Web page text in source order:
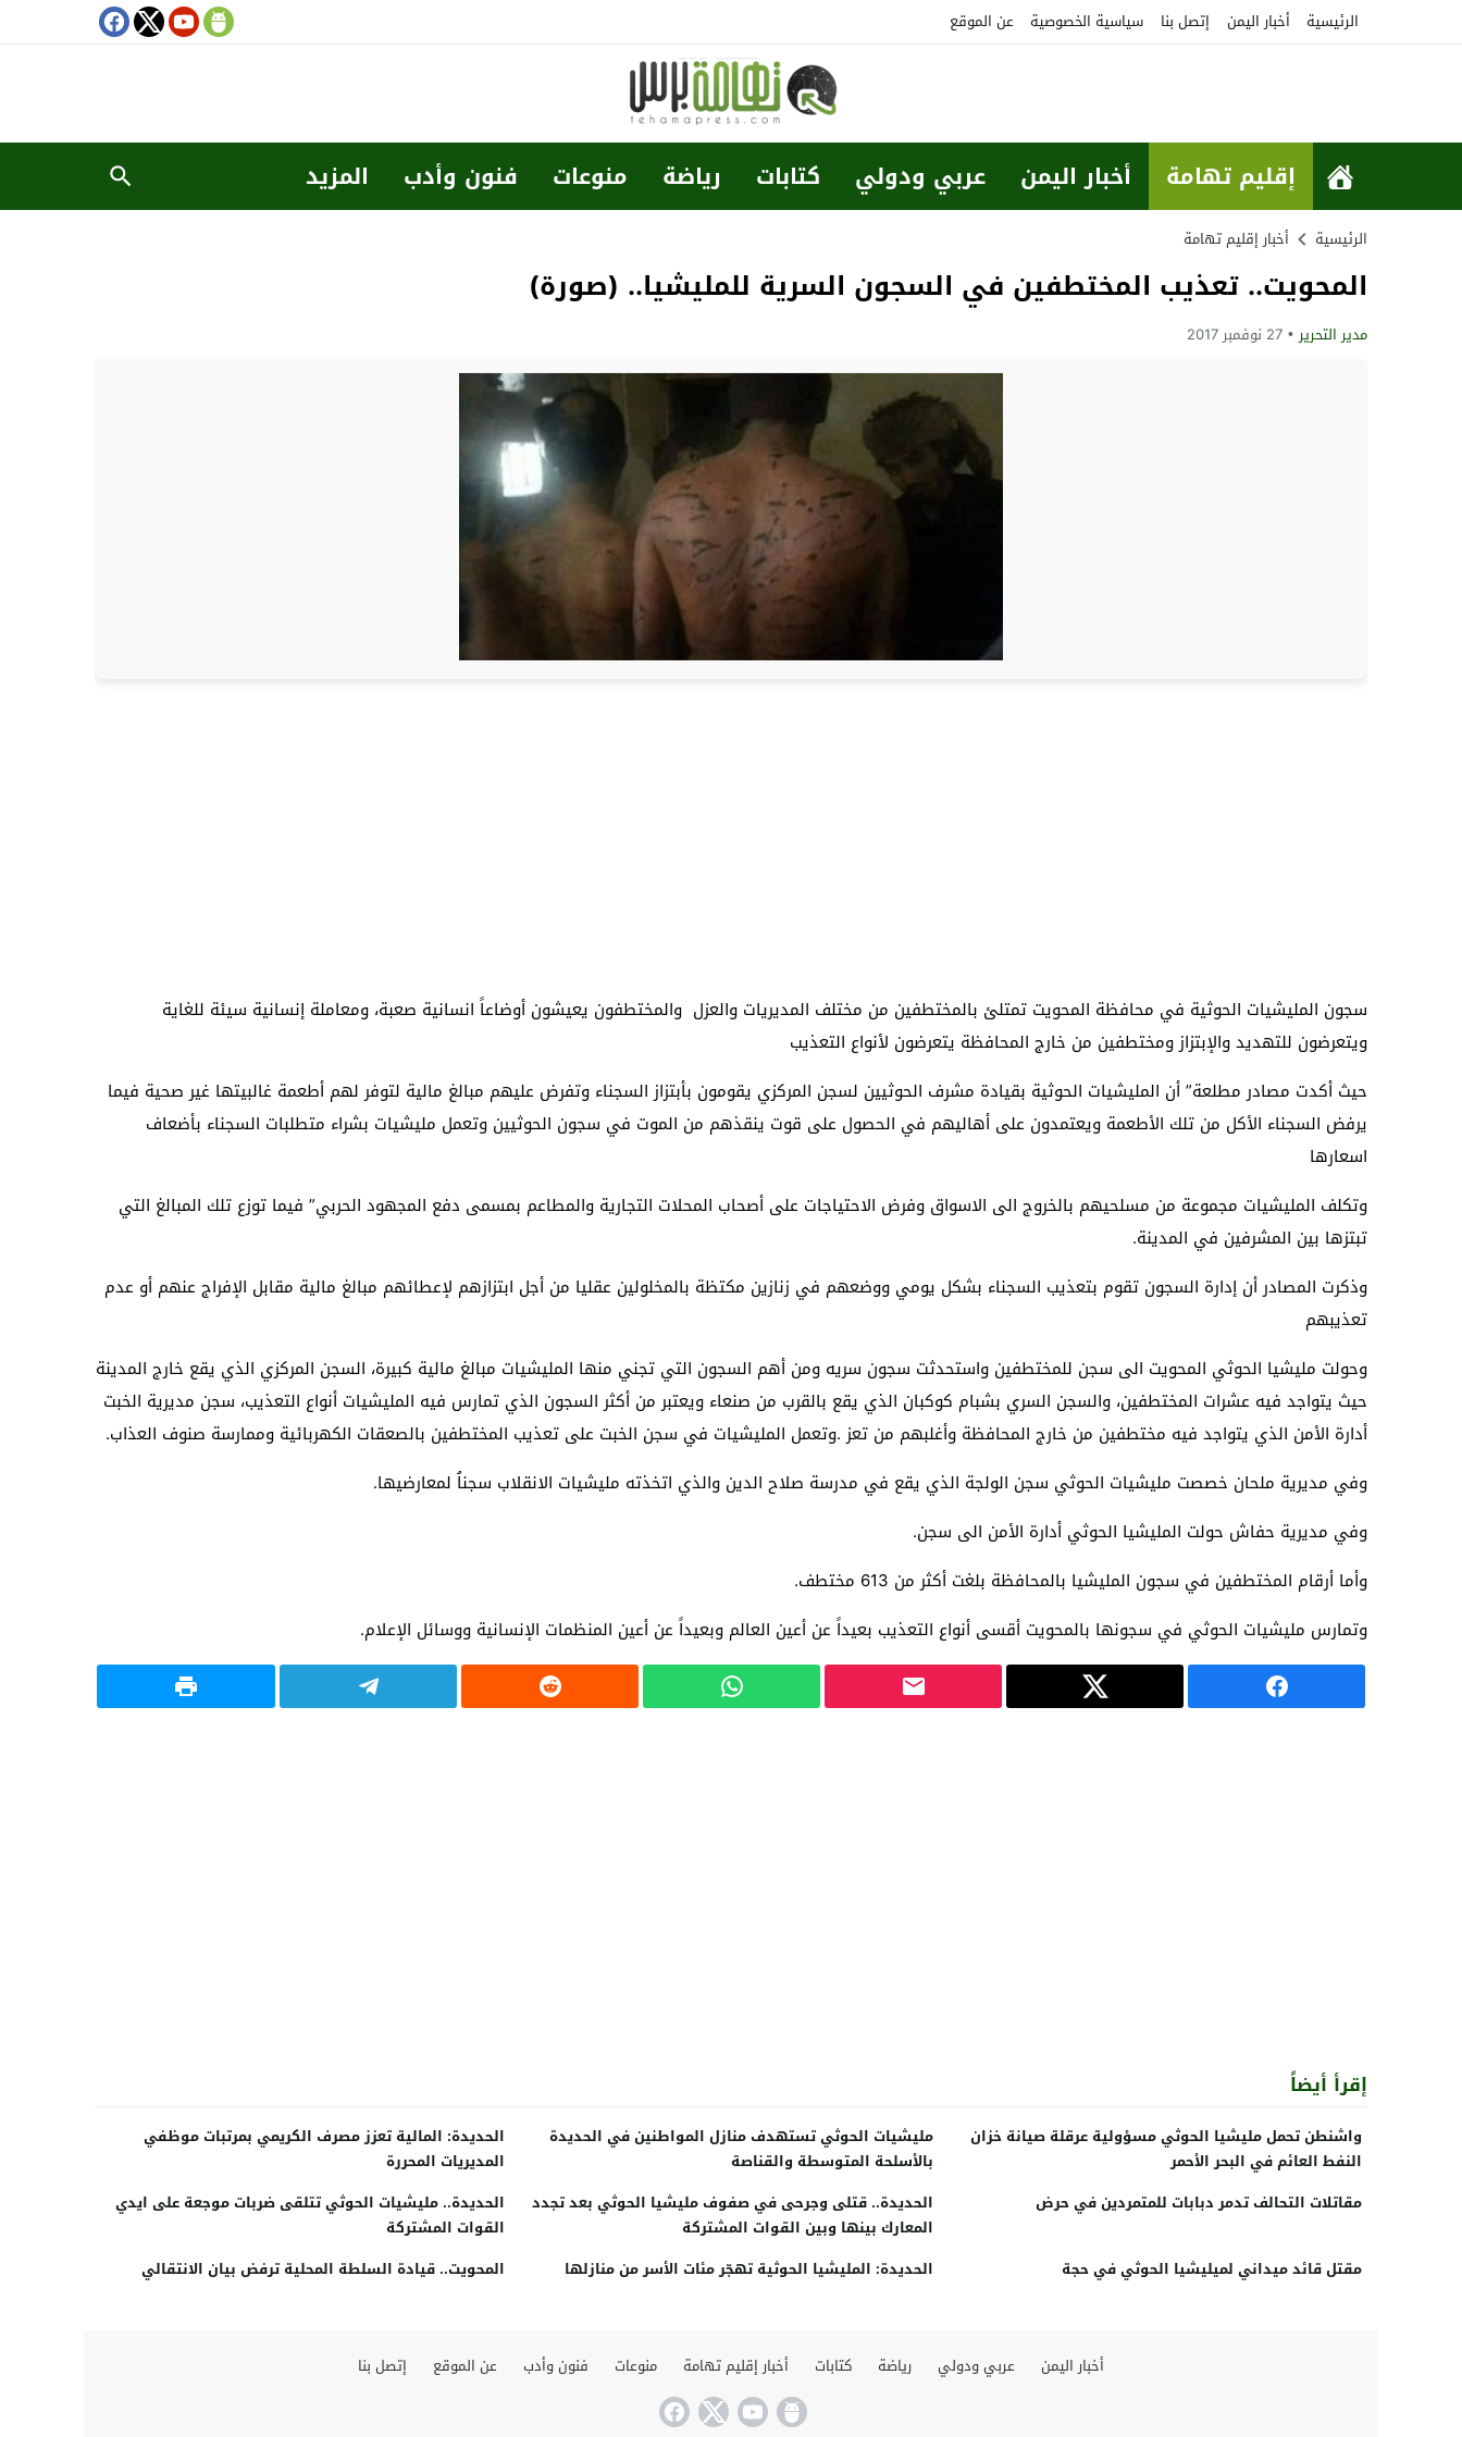
الرئيسية أخبار اليمن إتصل بنا سياسية الخصوصية عن الموقع
إقليم تهامة أخبار اليمن عربي ودولي كتابات رياضة منوعات فنون وأدب المزيد
الرئيسية أخبار إقليم تهامة
المحويت.. تعذيب المختطفين في السجون السرية للمليشيا.. (صورة)
مدير التحرير 27 نوفمبر 2017
سجون المليشيات الحوثية في محافظة المحويت تمتلئ بالمختطفين من مختلف المديريات والعزل والمختطفون يعيشون أوضاعاً انسانية صعبة، ومعاملة إنسانية سيئة للغاية
ويتعرضون للتهديد والإبتزاز ومختطفين من خارج المحافظة يتعرضون لأنواع التعذيب
حيث أكدت مصادر مطلعة” أن المليشيات الحوثية بقيادة مشرف الحوثيين لسجن المركزي يقومون بأبتزاز السجناء وتفرض عليهم مبالغ مالية لتوفر لهم أطعمة غالبيتها غير صحية فيما
يرفض السجناء الأكل من تلك الأطعمة ويعتمدون على أهاليهم في الحصول على قوت ينقذهم من الموت في سجون الحوثيين وتعمل مليشيات بشراء متطلبات السجناء بأضعاف
اسعارها
وتكلف المليشيات مجموعة من مسلحيهم بالخروج الى الاسواق وفرض الاحتياجات على أصحاب المحلات التجارية والمطاعم بمسمى دفع المجهود الحربي” فيما توزع تلك المبالغ التي
تبتزها بين المشرفين في المدينة.
وذكرت المصادر أن إدارة السجون تقوم بتعذيب السجناء بشكل يومي ووضعهم في زنازين مكتظة بالمخلولين عقليا من أجل ابتزازهم لإعطائهم مبالغ مالية مقابل الإفراج عنهم أو عدم
تعذيبهم
وحولت مليشيا الحوثي المحويت الى سجن للمختطفين واستحدثت سجون سريه ومن أهم السجون التي تجني منها المليشيات مبالغ مالية كبيرة، السجن المركزي الذي يقع خارج المدينة
حيث يتواجد فيه عشرات المختطفين، والسجن السري بشبام كوكبان الذي يقع بالقرب من صنعاء ويعتبر من أكثر السجون الذي تمارس فيه المليشيات أنواع التعذيب، سجن مديرية الخبت
أدارة الأمن الذي يتواجد فيه مختطفين من خارج المحافظة وأغلبهم من تعز .وتعمل المليشيات في سجن الخبت على تعذيب المختطفين بالصعقات الكهربائية وممارسة صنوف العذاب.
وفي مديرية ملحان خصصت مليشيات الحوثي سجن الولجة الذي يقع في مدرسة صلاح الدين والذي اتخذته مليشيات الانقلاب سجناُ لمعارضيها.
وفي مديرية حفاش حولت المليشيا الحوثي أدارة الأمن الى سجن.
وأما أرقام المختطفين في سجون المليشيا بالمحافظة بلغت أكثر من 613 مختطف.
وتمارس مليشيات الحوثي في سجونها بالمحويت أقسى أنواع التعذيب بعيداً عن أعين العالم وبعيداً عن أعين المنظمات الإنسانية ووسائل الإعلام.
إقرأ أيضاً
واشنطن تحمل مليشيا الحوثي مسؤولية عرقلة صيانة خزان
النفط العائم في البحر الأحمر
مليشيات الحوثي تستهدف منازل المواطنين في الحديدة
بالأسلحة المتوسطة والقناصة
الحديدة: المالية تعزز مصرف الكريمي بمرتبات موظفي
المديريات المحررة
مقاتلات التحالف تدمر دبابات للمتمردين في حرض
الحديدة.. قتلى وجرحى في صفوف مليشيا الحوثي بعد تجدد
المعارك بينها وبين القوات المشتركة
الحديدة.. مليشيات الحوثي تتلقى ضربات موجعة على ايدي
القوات المشتركة
مقتل قائد ميداني لميليشيا الحوثي في حجة
الحديدة: المليشيا الحوثية تهجّر مئات الأسر من منازلها المحويت.. قيادة السلطة المحلية ترفض بيان الانتقالي
أخبار اليمن عربي ودولي رياضة كتابات أخبار إقليم تهامة منوعات فنون وأدب عن الموقع إتصل بنا